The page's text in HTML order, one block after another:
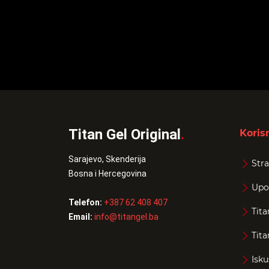
Titan Gel Original .
Sarajevo, Skenderija
Bosna i Hercegovina
Telefon: +387 62 408 407
Email: info@titangel.ba